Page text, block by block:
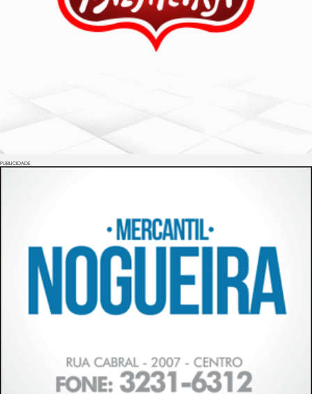
PUBLICIDADE